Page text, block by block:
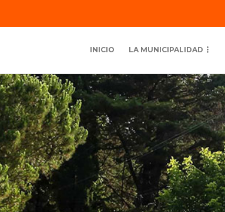
INICIO LA MUNICIPALIDAD